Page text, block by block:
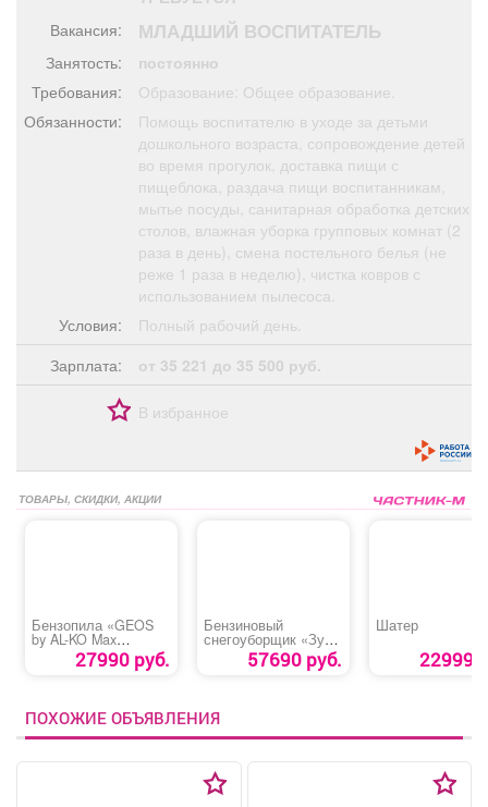
Поздравления Погода
Я - пенсионер
Вакансия: МЛАДШИЙ ВОСПИТАТЕЛЬ
Занятость:
постоянно
Требования:
Образование: Общее образование.
Обязанности:
Помощь воспитателю в уходе за детьми
дошкольного возраста, сопровождение детей
во время прогулок, доставка пищи с
пищеблока, раздача пищи воспитанникам,
мытье посуды, санитарная обработка детских
столов, влажная уборка групповых комнат (2
раза в день), смена постельного белья (не
реже 1 раза в неделю), чистка ковров с
использованием пылесоса.
Условия:
Полный рабочий день.
Зарплата:
от 35 221 до 35 500 руб.
В избранное
ТОВАРЫ, СКИДКИ, АКЦИИ
Бензопила «GEOS
by AL-KO Max
CSP346»27990 руб.
Бензиновый
снегоуборщик «Зубр
СМБ-7-66»57690 руб.
Шатер
22999
ПОХОЖИЕ ОБЪЯВЛЕНИЯ